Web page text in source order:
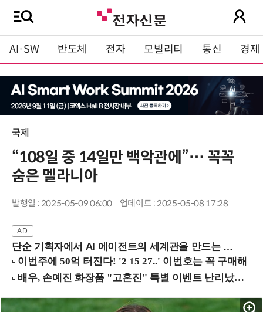
AI·SW 반도체 전자 모빌리티 통신 경제
국제
“108일 중 14일만 백악관에”… 꼭꼭
숨은 멜라니아
발행일 : 2025-05-09 06:00 업데이트 : 2025-05-08 17:28
단순 기획자에서 AI 에이전트의 세계관을 만드는 지식 설계자로.. (8/20 강남역)